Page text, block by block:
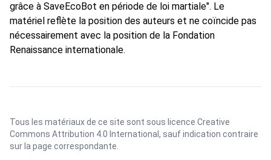
grâce à SaveEcoBot en période de loi martiale". Le
matériel reflète la position des auteurs et ne coïncide pas
nécessairement avec la position de la Fondation
Renaissance internationale.
Tous les matériaux de ce site sont sous licence Creative
Commons Attribution 4.0 International , sauf indication contraire
sur la page correspondante.